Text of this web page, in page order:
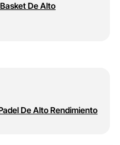
De Alto
De Alto Rendimiento